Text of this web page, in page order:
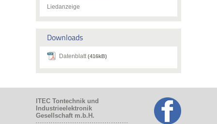
Liedanzeige
Downloads
Datenblatt (416kB)
ITEC Tontechnik und
Industrieelektronik
Gesellschaft m.b.H.